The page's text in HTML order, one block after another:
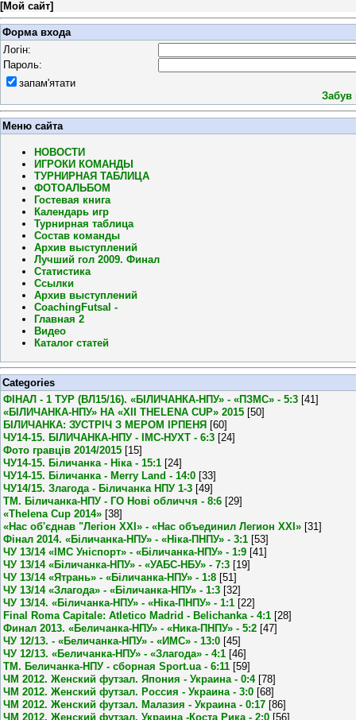
[Мой сайт]
Форма входа
Логін:
Пароль:
запам'ятати
Забув
Меню сайта
НОВОСТИ
ИГРОКИ КОМАНДЫ
ТУРНИРНАЯ ТАБЛИЦА
ФОТОАЛЬБОМ
Гостевая книга
Календарь игр
Турнирная таблица
Состав команды
Архив выступлений
Лучший гол 2009. Финал
Статистика
Ссылки
Архив выступлений
CoachingFutsal -
Главная 2
Видео
Каталог статей
Categories
ФІНАЛ - 1 ТУР (ВЛ15/16). «БІЛИЧАНКА-НПУ» - «ПЗМС» - 5:3 [41]
«БІЛИЧАНКА-НПУ» НА «XII THELENA CUP» 2015 [50]
БІЛИЧАНКА: ЗУСТРІЧ З МЕРОМ ІРПЕНЯ [60]
ЧУ14-15. БІЛИЧАНКА-НПУ - ІМС-НУХТ - 6:3 [24]
Фото гравців 2014/2015 [15]
ЧУ14-15. Біличанка - Ніка - 15:1 [24]
ЧУ14-15. Біличанка - Merry Land - 14:0 [33]
ЧУ14/15. Злагода - Біличанка НПУ 1-3 [49]
ТМ. Біличанка-НПУ - ГО Нові обличчя - 8:6 [29]
«Thelena Cup 2014» [38]
«Нас об'єднав "Легіон XXI» - «Нас объединил Легион XXI» [31]
Фінал 2014. «Біличанка-НПУ» - «Ніка-ПНПУ» - 3:1 [53]
ЧУ 13/14 «ІМС Уніспорт» - «Біличанка-НПУ» - 1:9 [41]
ЧУ 13/14 «Біличанка-НПУ» - «УАБС-НБУ» - 7:3 [19]
ЧУ 13/14 «Ятрань» - «Біличанка-НПУ» - 1:8 [51]
ЧУ 13/14 «Злагода» - «Біличанка-НПУ» - 1:3 [32]
ЧУ 13/14. «Біличанка-НПУ» - «Ніка-ПНПУ» - 1:1 [22]
Final Roma Capitale: Atletico Madrid - Belichanka - 4:1 [28]
Финал 2013. «Беличанка-НПУ» - «Ника-ПНПУ» - 5:2 [47]
ЧУ 12/13. - «Беличанка-НПУ» - «ИМС» - 13:0 [45]
ЧУ 12/13. «Беличанка-НПУ» - «Злагода» - 4:1 [46]
ТМ. Беличанка-НПУ - сборная Sport.ua - 6:11 [59]
ЧМ 2012. Женский футзал. Япония - Украина - 0:4 [78]
ЧМ 2012. Женский футзал. Россия - Украина - 3:0 [68]
ЧМ 2012. Женский футзал. Малазия - Украина - 0:17 [86]
ЧМ 2012. Женский футзал. Украина -Коста Рика - 2:0 [56]